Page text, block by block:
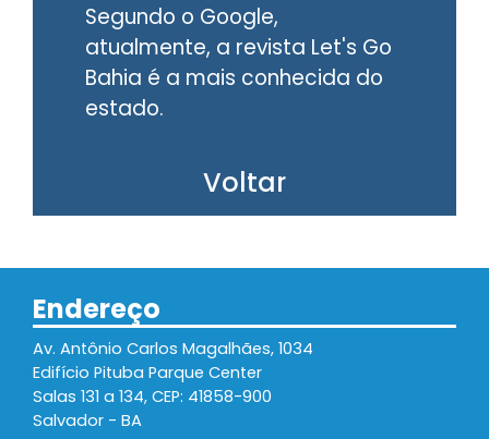
Segundo o Google,
atualmente, a revista Let's Go
Bahia é a mais conhecida do
estado.
Voltar
Endereço
Av. Antônio Carlos Magalhães, 1034
Edifício Pituba Parque Center
Salas 131 a 134, CEP: 41858-900
Salvador - BA